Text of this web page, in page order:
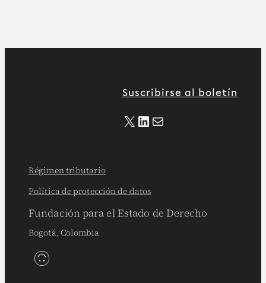
Suscribirse al boletín
X LinkedIn Correo electrónico
Fundación para el Estado de Derecho
Bogotá, Colombia
Régimen tributario
Política de protección de datos